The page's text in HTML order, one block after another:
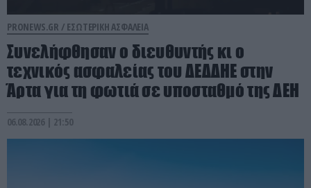
PRONEWS.GR / ΕΣΩΤΕΡΙΚΗ ΑΣΦΑΛΕΙΑ
Συνελήφθησαν ο διευθυντής κι ο
τεχνικός ασφαλείας του ΔΕΔΔΗΕ στην
Άρτα για τη φωτιά σε υποσταθμό της ΔΕΗ
06.08.2026 | 21:50